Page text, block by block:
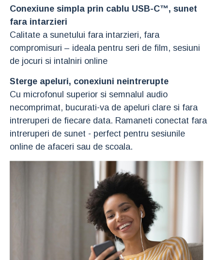
Conexiune simpla prin cablu USB-C™, sunet
fara intarzieri
Calitate a sunetului fara intarzieri, fara
compromisuri – ideala pentru seri de film, sesiuni
de jocuri si intalniri online
Sterge apeluri, conexiuni neintrerupte
Cu microfonul superior si semnalul audio
necomprimat, bucurati-va de apeluri clare si fara
intreruperi de fiecare data. Ramaneti conectat fara
intreruperi de sunet - perfect pentru sesiunile
online de afaceri sau de scoala.